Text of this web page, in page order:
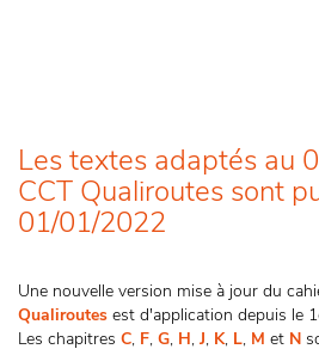
Les textes adaptés au
CCT Qualiroutes sont
01/01/2022
Une nouvelle version mise à jour du
Qualiroutes est d'application depuis le
Les chapitres C, F, G, H, J, K, L, M et N